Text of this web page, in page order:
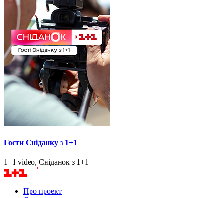
Гости Сніданку з 1+1
1+1 video, Сніданок з 1+1
Про проект